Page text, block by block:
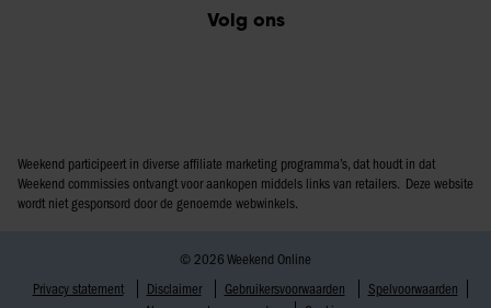
Volg ons
Weekend participeert in diverse affiliate marketing programma’s, dat houdt in dat
Weekend commissies ontvangt voor aankopen middels links van retailers. Deze website
wordt niet gesponsord door de genoemde webwinkels.
© 2026 Weekend Online
Privacy statement
Disclaimer Gebruikersvoorwaarden
Spelvoorwaarden